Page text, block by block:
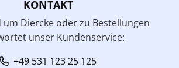
KONTAKT
um Diercke oder zu Bestellungen
unser Kundenservice:
+49 531 123 25 125